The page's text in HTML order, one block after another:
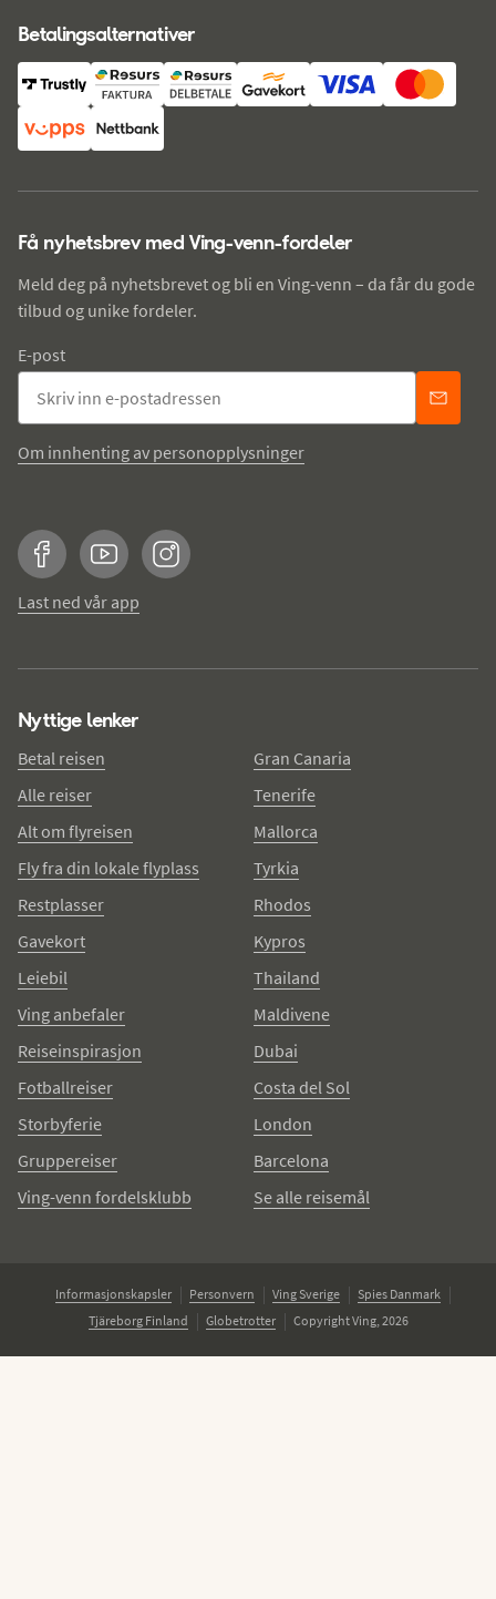
Betalingsalternativer
Få nyhetsbrev med Ving-venn-fordeler
Meld deg på nyhetsbrevet og bli en Ving-venn – da får du gode
tilbud og unike fordeler.
E-post
Om innhenting av personopplysninger
FacebookYouTubeInstagram
Last ned vår app
Nyttige lenker
Betal reisen
Alle reiser
Alt om flyreisen
Fly fra din lokale flyplass
Restplasser
Gavekort
Leiebil
Ving anbefaler
Reiseinspirasjon
Fotballreiser
Storbyferie
Gruppereiser
Ving-venn fordelsklubb
Gran Canaria
Tenerife
Mallorca
Tyrkia
Rhodos
Kypros
Thailand
Maldivene
Dubai
Costa del Sol
London
Barcelona
Se alle reisemål
Informasjonskapsler Personvern Ving Sverige
Spies Danmark
Tjäreborg Finland
Globetrotter Copyright Ving, 2026